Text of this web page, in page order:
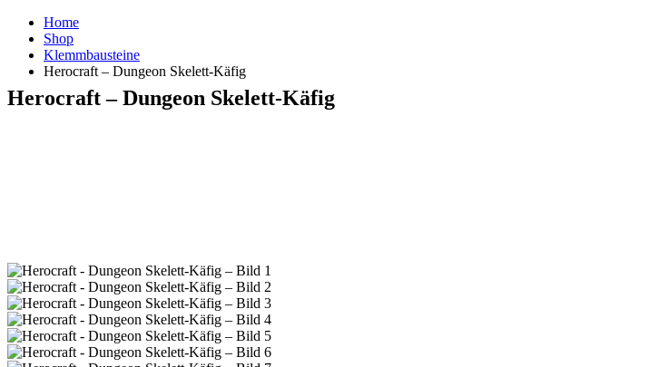
Home
Shop
Klemmbausteine
Herocraft – Dungeon Skelett-Käfig
Herocraft – Dungeon Skelett-Käfig